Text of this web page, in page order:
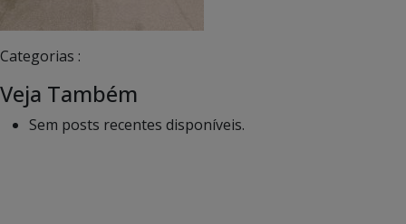
Categorias :
Veja Também
Sem posts recentes disponíveis.